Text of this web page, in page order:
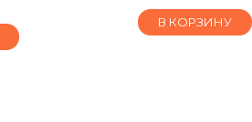
В КОРЗИНУ